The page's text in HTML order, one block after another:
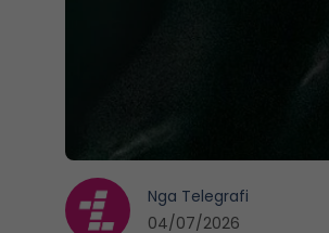
Nga Telegrafi
04/07/2026